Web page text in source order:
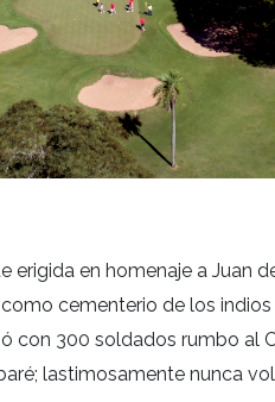
erigida en homenaje a Juan
cementerio de los
con 300 soldados rumbo al
lastimosamente nunca